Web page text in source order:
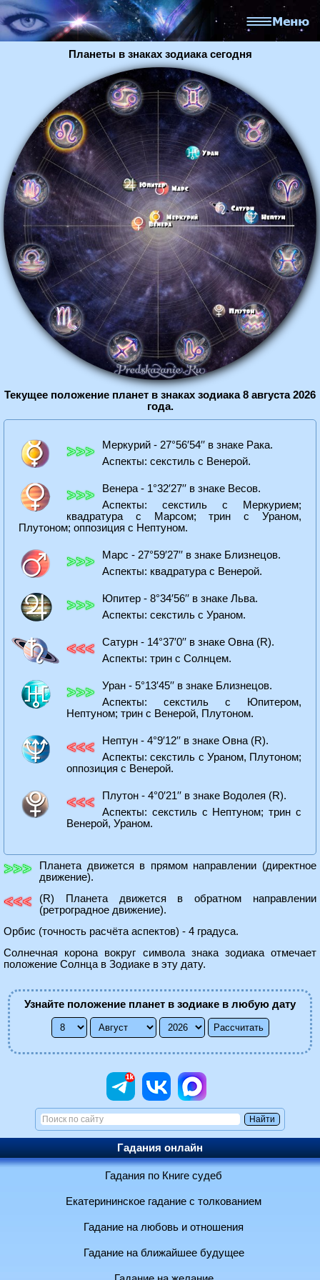
Планеты в знаках зодиака сегодня
Текущее положение планет в знаках зодиака 8 августа 2026
года.
Меркурий - 27°56′54′′ в знаке Рака.
Аспекты: секстиль с Венерой.
Венера - 1°32′27′′ в знаке Весов.
Аспекты: секстиль с Меркурием;
квадратура с Марсом; трин с Ураном,
Плутоном; оппозиция с Нептуном.
Марс - 27°59′27′′ в знаке Близнецов.
Аспекты: квадратура с Венерой.
Юпитер - 8°34′56′′ в знаке Льва.
Аспекты: секстиль с Ураном.
Сатурн - 14°37′0′′ в знаке Овна (R).
Аспекты: трин с Солнцем.
Уран - 5°13′45′′ в знаке Близнецов.
Аспекты: секстиль с Юпитером,
Нептуном; трин с Венерой, Плутоном.
Нептун - 4°9′12′′ в знаке Овна (R).
Аспекты: секстиль с Ураном, Плутоном;
оппозиция с Венерой.
Плутон - 4°0′21′′ в знаке Водолея (R).
Аспекты: секстиль с Нептуном; трин с
Венерой, Ураном.
Планета движется в прямом направлении (директное
движение).
(R) Планета движется в обратном направлении
(ретроградное движение).
Орбис (точность расчёта аспектов) - 4 градуса.
Солнечная корона вокруг символа знака зодиака отмечает
положение Солнца в Зодиаке в эту дату.
Узнайте положение планет в зодиаке в любую дату
Гадания онлайн
Гадания по Книге судеб
Екатерининское гадание с толкованием
Гадание на любовь и отношения
Гадание на ближайшее будущее